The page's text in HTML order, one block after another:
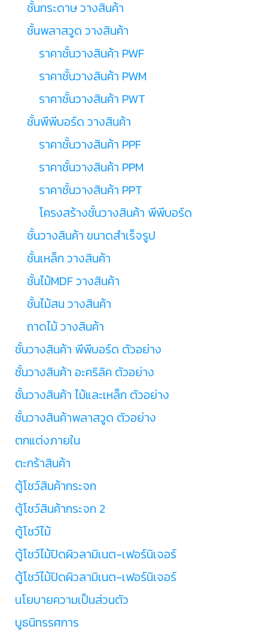
ชั้นกระดาษ วางสินค้า
ชั้นพลาสวูด วางสินค้า
ราคาชั้นวางสินค้า PWF
ราคาชั้นวางสินค้า PWM
ราคาชั้นวางสินค้า PWT
ชั้นพีพีบอร์ด วางสินค้า
ราคาชั้นวางสินค้า PPF
ราคาชั้นวางสินค้า PPM
ราคาชั้นวางสินค้า PPT
โครงสร้างชั้นวางสินค้า พีพีบอร์ด
ชั้นวางสินค้า ขนาดสำเร็จรูป
ชั้นเหล็ก วางสินค้า
ชั้นไม้MDF วางสินค้า
ชั้นไม้สน วางสินค้า
ถาดไม้ วางสินค้า
ชั้นวางสินค้า พีพีบอร์ด ตัวอย่าง
ชั้นวางสินค้า อะคริลิค ตัวอย่าง
ชั้นวางสินค้า ไม้และเหล็ก ตัวอย่าง
ชั้นวางสินค้าพลาสวูด ตัวอย่าง
ตกแต่งภายใน
ตะกร้าสินค้า
ตู้โชว์สินค้ากระจก
ตู้โชว์สินค้ากระจก 2
ตู้โชว์ไม้
ตู้โชว์ไม้ปิดผิวลามิเนต-เฟอร์นิเจอร์
ตู้โชว์ไม้ปิดผิวลามิเนต-เฟอร์นิเจอร์
นโยบายความเป็นส่วนตัว
บูธนิทรรศการ